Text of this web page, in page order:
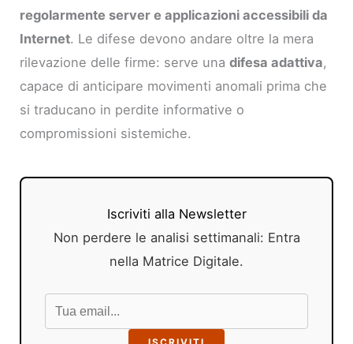
regolarmente server e applicazioni accessibili da
Internet. Le difese devono andare oltre la mera
rilevazione delle firme: serve unadifesa adattiva,
capace di anticipare movimenti anomali prima che
si traducano in perdite informative o
compromissioni sistemiche.
Iscriviti alla Newsletter
Non perdere le analisi settimanali: Entra
nella Matrice Digitale.